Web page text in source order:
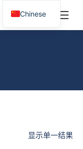
显示单一结果
Chinese